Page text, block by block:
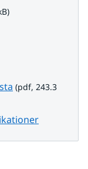
pdf, 243.3 kB.
(pdf, 243.3